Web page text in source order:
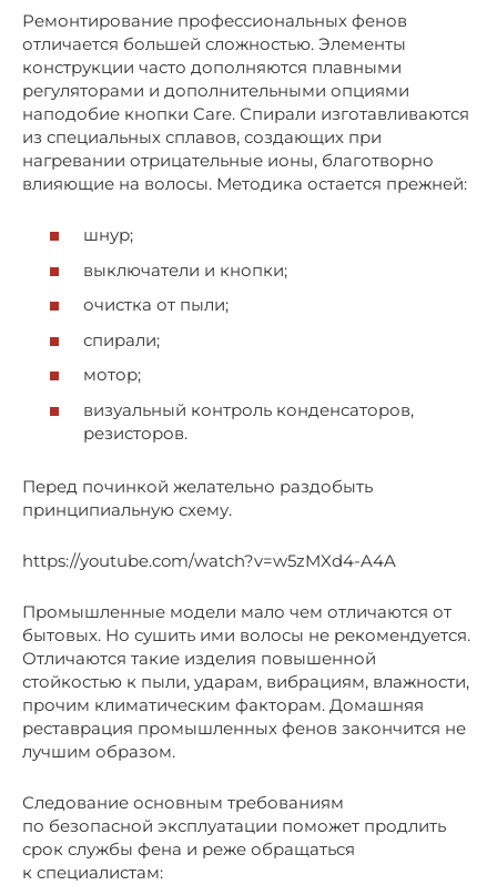
Ремонтирование профессиональных фенов
отличается большей сложностью. Элементы
конструкции часто дополняются плавными
регуляторами и дополнительными опциями
наподобие кнопки Care. Спирали изготавливаются
из специальных сплавов, создающих при
нагревании отрицательные ионы, благотворно
влияющие на волосы. Методика остается прежней:
шнур;
выключатели и кнопки;
очистка от пыли;
спирали;
мотор;
визуальный контроль конденсаторов,
резисторов.
Перед починкой желательно раздобыть
принципиальную схему.
https://youtube.com/watch?v=w5zMXd4-A4A
Промышленные модели мало чем отличаются от
бытовых. Но сушить ими волосы не рекомендуется.
Отличаются такие изделия повышенной
стойкостью к пыли, ударам, вибрациям, влажности,
прочим климатическим факторам. Домашняя
реставрация промышленных фенов закончится не
лучшим образом.
Следование основным требованиям
по безопасной эксплуатации поможет продлить
срок службы фена и реже обращаться
к специалистам: